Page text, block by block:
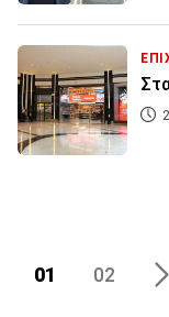
01 02